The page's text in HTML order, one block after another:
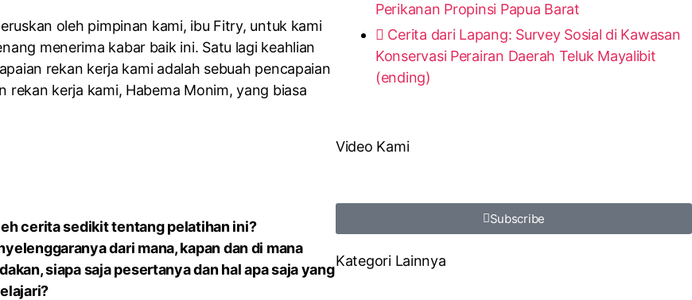
oleh pimpinan kami, ibu Fitry, untuk kami
menerima kabar baik ini. Satu lagi keahlian
rekan kerja kami adalah sebuah pencapaian
kerja kami, Habema Monim, yang biasa
cerita sedikit tentang pelatihan ini?
dari mana, kapan dan di mana
siapa saja pesertanya dan hal apa saja yang
Perikanan Propinsi Papua Barat
Cerita dari Lapang: Survey Sosial di Kawasan
Konservasi Perairan Daerah Teluk Mayalibit
(ending)
Video Kami
Subscribe
Kategori Lainnya